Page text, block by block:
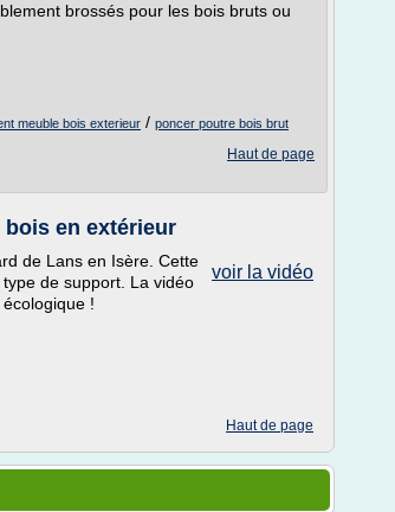
brossés pour les bois bruts ou
meuble bois exterieur / poncer poutre bois brut
Haut de page
bois en extérieur
voir la vidéo
de Lans en Isère. Cette
de support. La vidéo
!
Haut de page